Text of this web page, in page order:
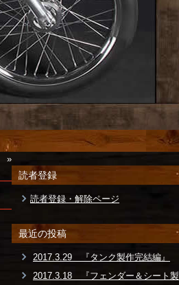
»
読者登録
読者登録・解除ページ
最近の投稿
2017.3.29 『タンク製作完結編』
2017.3.18 『フェンダー＆シート製